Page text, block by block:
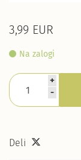
3,99 EUR
Na zalogi
+
-
Deli